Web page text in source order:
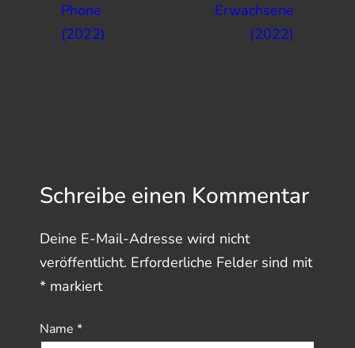
Phone
(2022)
Erwachsene
(2022)
Schreibe einen Kommentar
Deine E-Mail-Adresse wird nicht
veröffentlicht. Erforderliche Felder sind mit
* markiert
Name*